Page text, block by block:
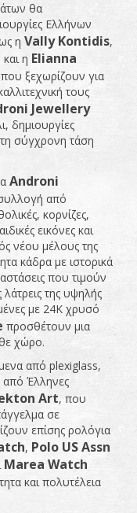
θα
Ελλήνων
η Vally Kontidis,
και η Elianna
ξεχωρίζουν για
τους
Jewellery
δημιουργίες
σύγχρονη τάση
Androni
από
κορνίζες,
εικόνες και
νέου μέλους της
κάδρα με ιστορικά
που τιμούν
της υψηλής
με 24Κ χρυσό
προσθέτουν μια
χώρο.
από plexiglass,
από Έλληνες
Art, που
σε
επίσης ρολόγια
, Polo US Assn
Marea Watch
και πολυτέλεια